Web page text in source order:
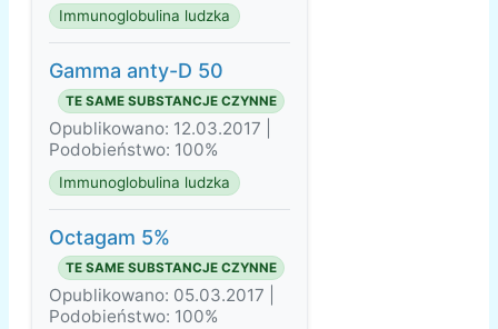
Immunoglobulina ludzka
Gamma anty-D 50
TE SAME SUBSTANCJE CZYNNE
Opublikowano: 12.03.2017 |
Podobieństwo: 100%
Immunoglobulina ludzka
Octagam 5%
TE SAME SUBSTANCJE CZYNNE
Opublikowano: 05.03.2017 |
Podobieństwo: 100%